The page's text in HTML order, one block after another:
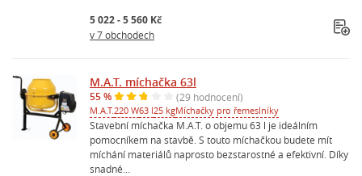
5 022 - 5 560 Kč
v 7 obchodech
M.A.T. míchačka 63l
55 % (29 hodnocení)
M.A.T.220 W63 l25 kgMíchačky pro řemeslníky
Stavební míchačka M.A.T. o objemu 63 l je ideálním
pomocníkem na stavbě. S touto míchačkou budete mít
míchání materiálů naprosto bezstarostné a efektivní. Díky
snadné...